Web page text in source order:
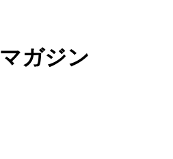
マガジン